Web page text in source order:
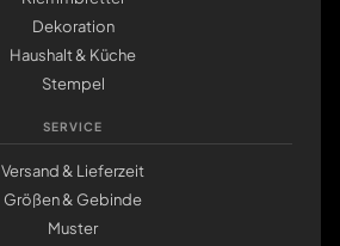
Dekoration
Haushalt & Küche
Stempel
SERVICE
Versand & Lieferzeit
Größen & Gebinde
Muster